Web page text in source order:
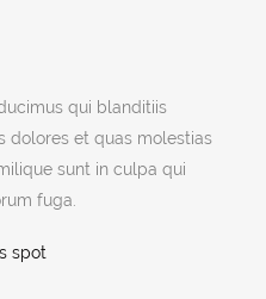
qui blanditiis
dolores et quas molestias
sunt in culpa qui
fuga.
spot